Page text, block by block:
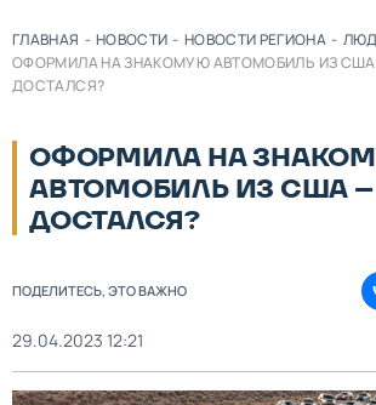
ГЛАВНАЯ - НОВОСТИ - НОВОСТИ РЕГИОНА -
ОФОРМИЛА НА ЗНАКОМУЮ АВТОМОБИЛЬ ИЗ США
ДОСТАЛСЯ?
ОФОРМИЛА НА
АВТОМОБИЛЬ ИЗ США
ДОСТАЛСЯ?
ПОДЕЛИТЕСЬ, ЭТО ВАЖНО
29.04.2023 12:21